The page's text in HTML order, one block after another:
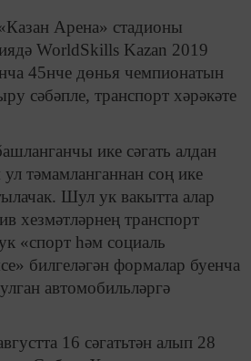
Арена» стадионы
WorldSkills Kazan 2019
45нче дөнья чемпионатын
сәбәпле, транспорт хәрәкәте
ике сәгать алдан
ул тәмамланганнан соң ике
Шул ук вакытта алар
хезмәтләрнең транспорт
«спорт һәм социаль
билгеләгән формалар буенча
автомобильләргә
16 сәгатьтән алып 28